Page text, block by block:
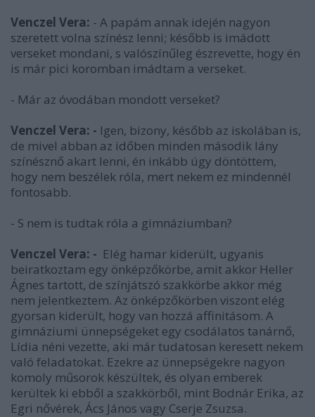
Venczel Vera: - A papám annak idején nagyon
szeretett volna színész lenni; később is imádott
verseket mondani, s valószínűleg észrevette, hogy én
is már pici koromban imádtam a verseket.
- Már az óvodában mondott verseket?
Venczel Vera: - Igen, bizony, később az iskolában is,
de mivel abban az időben minden második lány
színésznő akart lenni, én inkább úgy döntöttem,
hogy nem beszélek róla, mert nekem ez mindennél
fontosabb.
- S nem is tudtak róla a gimnáziumban?
Venczel Vera: - Elég hamar kiderült, ugyanis
beiratkoztam egy önképzőkörbe, amit akkor Heller
Ágnes tartott, de színjátszó szakkörbe akkor még
nem jelentkeztem. Az önképzőkörben viszont elég
gyorsan kiderült, hogy van hozzá affinitásom. A
gimnáziumi ünnepségeket egy csodálatos tanárnő,
Lídia néni vezette, aki már tudatosan keresett nekem
való feladatokat. Ezekre az ünnepségekre nagyon
komoly műsorok készültek, és olyan emberek
kerültek ki ebből a szakkörből, mint Bodnár Erika, az
Egri nővérek, Ács János vagy Cserje Zsuzsa.